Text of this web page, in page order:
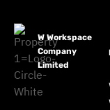
W Workspace
Company
Limited